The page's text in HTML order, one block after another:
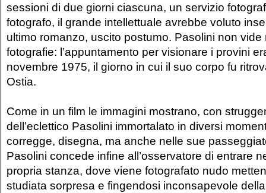
sessioni di due giorni ciascuna, un servizio
fotografo, il grande intellettuale avrebbe voluto
ultimo romanzo, uscito postumo. Pasolini non vide
fotografie: l’appuntamento per visionare i provini
novembre 1975, il giorno in cui il suo corpo fu
Ostia.
Come in un film le immagini mostrano, con
dell’eclettico Pasolini immortalato in diversi
corregge, disegna, ma anche nelle sue
Pasolini concede infine all’osservatore di entrare
propria stanza, dove viene fotografato nudo
studiata sorpresa e fingendosi inconsapevole